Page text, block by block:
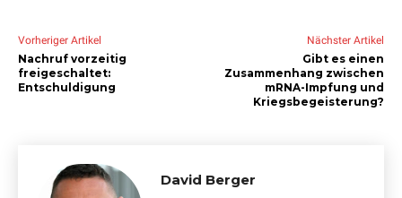
Vorheriger Artikel
Nachruf vorzeitig
freigeschaltet:
Entschuldigung
Nächster Artikel
Gibt es einen
Zusammenhang zwischen
mRNA-Impfung und
Kriegsbegeisterung?
David Berger